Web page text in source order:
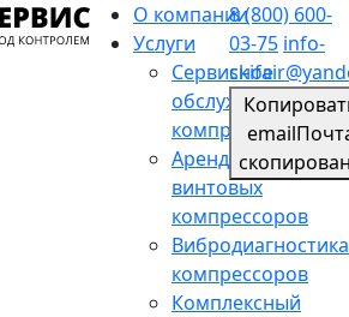
О компании
Услуги
Сервисное
обслуживание
компрессоров
Аренда
винтовых
компрессоров
Вибродиагностика
компрессоров
Комплексный
8 (800) 600-
03-75 info-
email